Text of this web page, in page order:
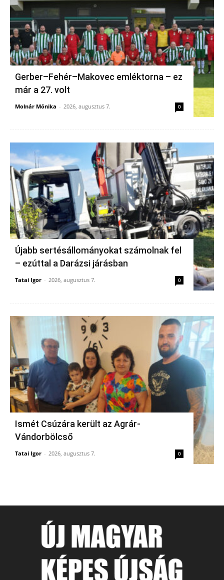
Gerber–Fehér–Makovec emléktorna – ez
már a 27. volt
Molnár Mónika - 2026, augusztus 7. 0
Újabb sertésállományokat számolnak fel
– ezúttal a Darázsi járásban
Tatai Igor - 2026, augusztus 7. 0
Ismét Csúzára került az Agrár-
Vándorbölcső
Tatai Igor - 2026, augusztus 7. 0